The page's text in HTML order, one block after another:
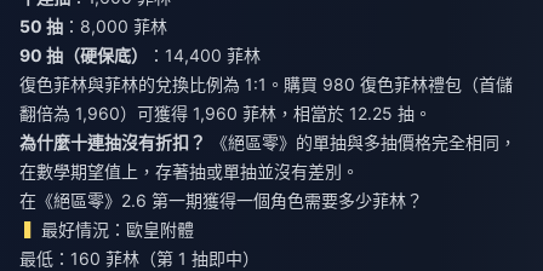
50 抽
90 抽（硬保底）
：14,400 菲林
復色菲林與菲林的兌換比例為 1:1。購買 980 復色菲林禮包（首儲
翻倍為 1,960）可獲得 1,960 菲林，相當於 12.25 抽。
為什麼十連抽沒有折扣？
《絕區零》的單抽與多抽價格完全相同，
在數學期望值上，存著抽或單抽並沒有差別。
在《絕區零》2.6 第一期獲得一個角色需要多少菲林？
最好情況：歐皇附體
最低：160 菲林（第 1 抽即中）